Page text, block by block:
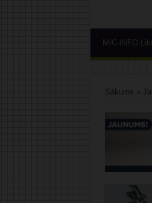
MIC-INFO
Sākums »